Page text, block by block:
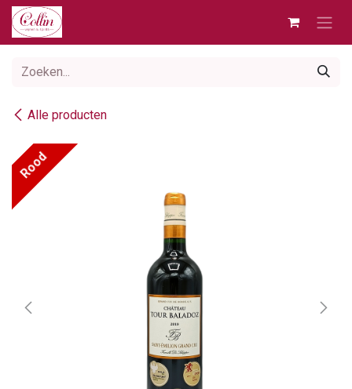
Overslaan naar inhoud
Alle producten
Rood